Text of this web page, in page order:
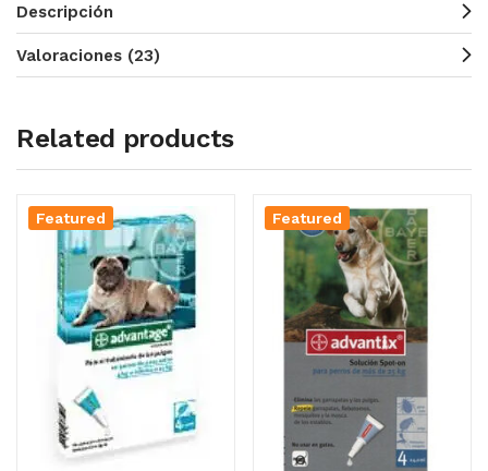
Descripción
Valoraciones (23)
Related products
Featured Featured